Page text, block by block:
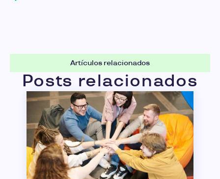
Artículos relacionados
Posts relacionados